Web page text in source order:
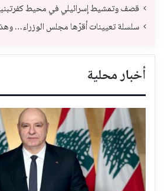
قصف وتمشيط إسرائيلي في محيط
سلسلة تعيينات أقرّها مجلس الوزراء…
أخبار محلية